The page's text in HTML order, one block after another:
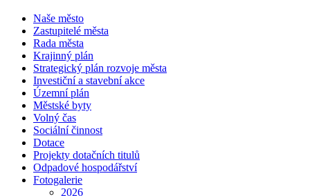
Naše město
Zastupitelé města
Rada města
Krajinný plán
Strategický plán rozvoje města
Investiční a stavební akce
Územní plán
Městské byty
Volný čas
Sociální činnost
Dotace
Projekty dotačních titulů
Odpadové hospodářství
Fotogalerie
2026